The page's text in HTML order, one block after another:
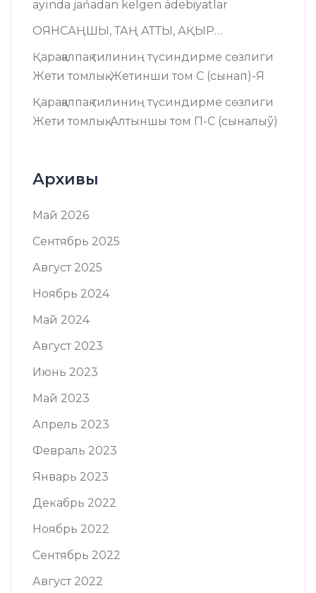
ayında jańadan kelgen ádebiyatlar
ОЯНСАҢШЫ, ТАҢ АТТЫ, АҚЫР…
Қарақалпақ тилиниң түсиндирме сөзлиги
Жети томлық. Жетинши том C (сынап)-Я
Қарақалпақ тилиниң түсиндирме сөзлиги
Жети томлық. Алтыншы том П-C (сыналыў)
Архивы
Май 2026
Сентябрь 2025
Август 2025
Ноябрь 2024
Май 2024
Август 2023
Июнь 2023
Май 2023
Апрель 2023
Февраль 2023
Январь 2023
Декабрь 2022
Ноябрь 2022
Сентябрь 2022
Август 2022